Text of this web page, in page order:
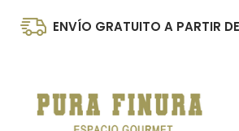
ENVÍO GRATUITO A PARTIR